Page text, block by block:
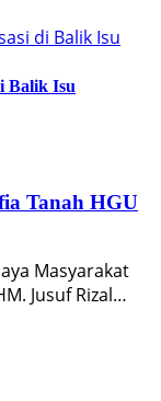
Balik Isu
Tanah HGU
Masyarakat
Jusuf Rizal…